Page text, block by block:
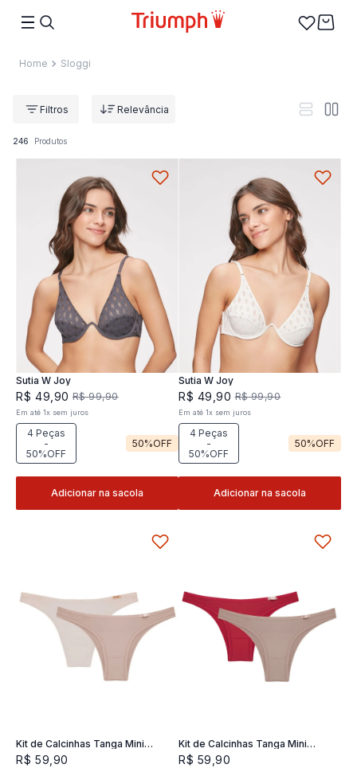
Sloggi
Relevância
246 Produtos
Sutia W Joy
R$ 49 90 R$ 99,90
Em até1x sem juros
4 Peças
-
50%OFF
50%OFF
Adicionar na sacola
Sutia W Joy
R$ 49 ,90 R$ 99,90
Em até 1x sem juros
4 Peças
-
50%OFF
50%OFF
Adicionar na sacola
Kit de Calcinhas Tanga Mini
Classic 02- 2 und
R$ 59 90
Kit de Calcinhas Tanga Mini
Classic 02- 2 und
R$ 59 ,90